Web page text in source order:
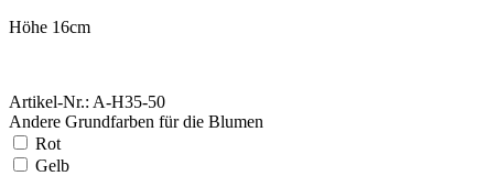
Höhe 16cm
Artikel-Nr.: A-H35-50
Andere Grundfarben für die Blumen
Rot
Gelb